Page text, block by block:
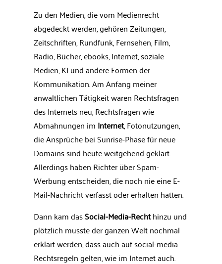
Zu den Medien, die vom Medienrecht
abgedeckt werden, gehören Zeitungen,
Zeitschriften, Rundfunk, Fernsehen, Film,
Radio, Bücher, ebooks, Internet, soziale
Medien, KI und andere Formen der
Kommunikation. Am Anfang meiner
anwaltlichen Tätigkeit waren Rechtsfragen
des Internets neu, Rechtsfragen wie
Abmahnungen im Internet, Fotonutzungen,
die Ansprüche bei Sunrise-Phase für neue
Domains sind heute weitgehend geklärt.
Allerdings haben Richter über Spam-
Werbung entscheiden, die noch nie eine E-
Mail-Nachricht verfasst oder erhalten hatten.
Dann kam dasSocial-Media-Rechthinzu und
plötzlich musste der ganzen Welt nochmal
erklärt werden, dass auch auf social-media
Rechtsregeln gelten, wie im Internet auch.